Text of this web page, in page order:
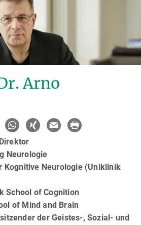
Arno
Neurologie
Kognitive Neurologie (Uniklinik
School of Cognition
of Mind and Brain
der Geistes-, Sozial- und